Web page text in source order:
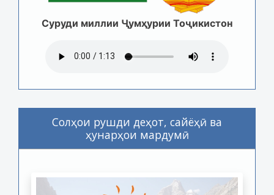
Суруди миллии Ҷумҳурии Тоҷикистон
Солҳои рушди деҳот, сайёҳӣ ва
ҳунарҳои мардумӣ